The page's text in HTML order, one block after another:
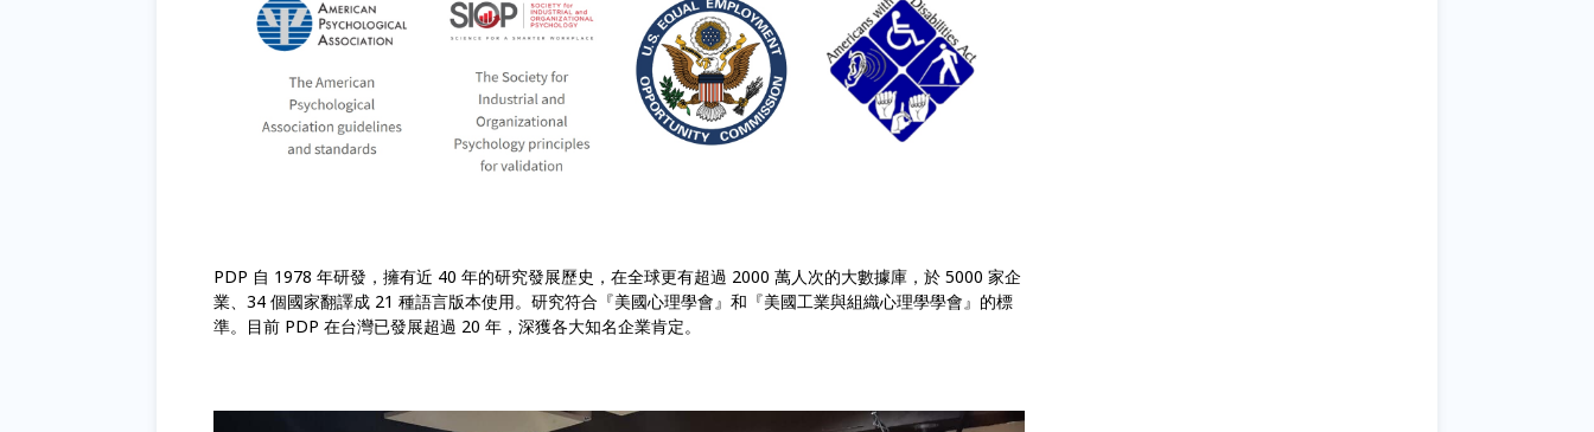
PDP 自 1978 年研發，擁有近 40 年的研究發展歷史，在全球更有超過 2000 萬人次的大數據庫，於 5000 家企
業、34 個國家翻譯成 21 種語言版本使用。研究符合『美國心理學會』和『美國工業與組織心理學學會』的標
準。目前 PDP 在台灣已發展超過 20 年，深獲各大知名企業肯定。